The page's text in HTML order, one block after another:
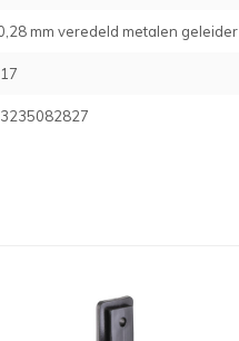
mm veredeld metalen geleider